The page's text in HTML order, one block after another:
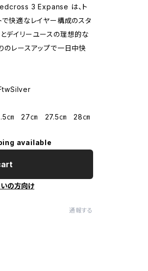
3 Expanse は、ト
で快適なレイヤー構成のスタ
デイリーユースの理想的な
のレースアップで一日中快
㎝ 27㎝ 27.5㎝ 28㎝
available
の方向け
通報する